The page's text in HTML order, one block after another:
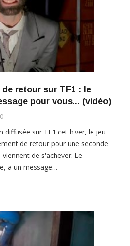
retour sur TF1 : le
pour vous... (vidéo)
diffusée sur TF1 cet hiver, le jeu
de retour pour une seconde
de s'achever. Le
a un message…